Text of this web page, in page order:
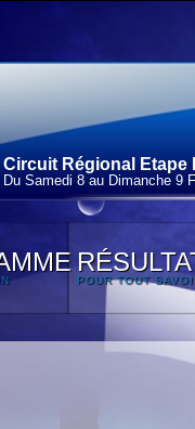
Circuit Régional Etape
Du Samedi 8 au Dimanche 9
POUR TOUT